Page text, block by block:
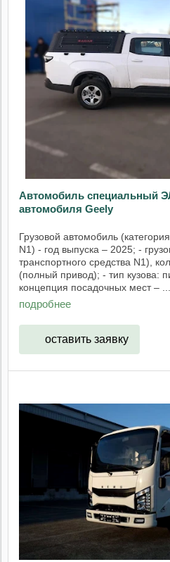
Автомобиль специальный
автомобиля Geely
Грузовой автомобиль
N1) - год выпуска – 2025; -
транспортного средства N1),
(полный привод); - тип кузова:
концепция посадочных мест – ...
подробнее
оставить заявку